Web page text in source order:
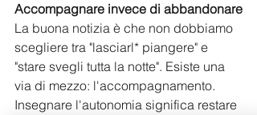
Accompagnare invece di abbandonare
​La buona notizia è che non dobbiamo
scegliere tra "lasciarl* piangere" e
"stare svegli tutta la notte". Esiste una
via di mezzo: l'accompagnamento.
​Insegnare l'autonomia significa restare